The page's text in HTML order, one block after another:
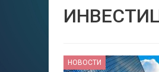
НОВОСТИ